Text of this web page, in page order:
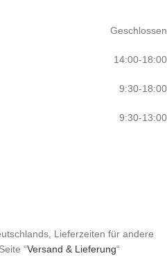
Geschlossen
14:00-18:00
9:30-18:00
9:30-13:00
Lieferzeiten für andere
“Versand & Lieferung“